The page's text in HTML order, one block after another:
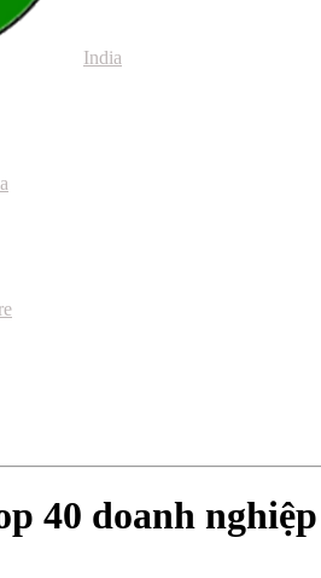
India
40 doanh